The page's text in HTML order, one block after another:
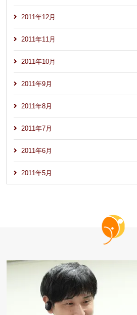
2011年12月
2011年11月
2011年10月
2011年9月
2011年8月
2011年7月
2011年6月
2011年5月